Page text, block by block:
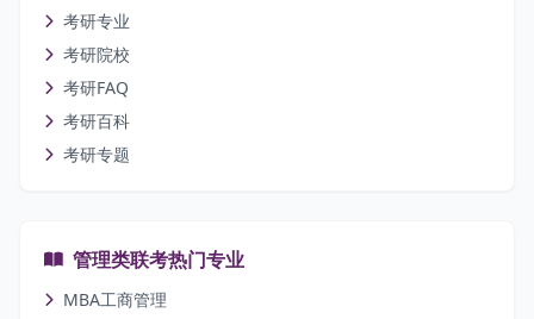
考研专业
考研院校
考研FAQ
考研百科
考研专题
管理类联考热门专业
MBA工商管理